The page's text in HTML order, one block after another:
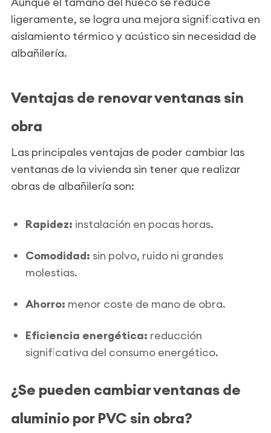
ligeramente, se logra una mejora significativa en
aislamiento térmico y acústico sin necesidad de
albañilería.
Ventajas de renovar ventanas sin
obra
Las principales ventajas de poder cambiar las
ventanas de la vivienda sin tener que realizar
obras de albañilería son:
Rapidez: instalación en pocas horas.
Comodidad: sin polvo, ruido ni grandes
molestias.
Ahorro: menor coste de mano de obra.
Eficiencia energética: reducción
significativa del consumo energético.
¿Se pueden cambiar ventanas de
aluminio por PVC sin obra?